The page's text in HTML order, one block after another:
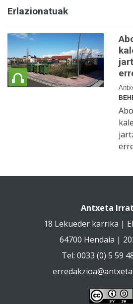
Erlazionatuak
Antxeta
18 Lekueder karrika |
64700 Hendaia |
Tel: 0033 (0) 5 59